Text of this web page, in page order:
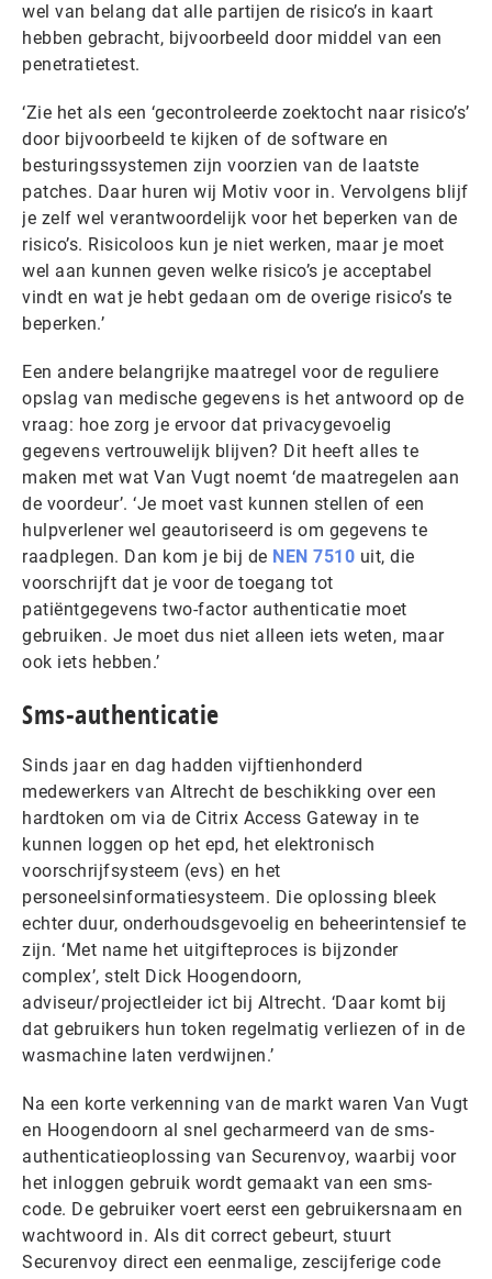
wel van belang dat alle partijen de risico’s in kaart
hebben gebracht, bijvoorbeeld door middel van een
penetratietest.
‘Zie het als een ‘gecontroleerde zoektocht naar risico’s’
door bijvoorbeeld te kijken of de software en
besturingssystemen zijn voorzien van de laatste
patches. Daar huren wij Motiv voor in. Vervolgens blijf
je zelf wel verantwoordelijk voor het beperken van de
risico’s. Risicoloos kun je niet werken, maar je moet
wel aan kunnen geven welke risico’s je acceptabel
vindt en wat je hebt gedaan om de overige risico’s te
beperken.’
Een andere belangrijke maatregel voor de reguliere
opslag van medische gegevens is het antwoord op de
vraag: hoe zorg je ervoor dat privacygevoelig
gegevens vertrouwelijk blijven? Dit heeft alles te
maken met wat Van Vugt noemt ‘de maatregelen aan
de voordeur’. ‘Je moet vast kunnen stellen of een
hulpverlener wel geautoriseerd is om gegevens te
raadplegen. Dan kom je bij de NEN 7510 uit, die
voorschrijft dat je voor de toegang tot
patiëntgegevens two-factor authenticatie moet
gebruiken. Je moet dus niet alleen iets weten, maar
ook iets hebben.’
Sms-authenticatie
Sinds jaar en dag hadden vijftienhonderd
medewerkers van Altrecht de beschikking over een
hardtoken om via de Citrix Access Gateway in te
kunnen loggen op het epd, het elektronisch
voorschrijfsysteem (evs) en het
personeelsinformatiesysteem. Die oplossing bleek
echter duur, onderhoudsgevoelig en beheerintensief te
zijn. ‘Met name het uitgifteproces is bijzonder
complex’, stelt Dick Hoogendoorn,
adviseur/projectleider ict bij Altrecht. ‘Daar komt bij
dat gebruikers hun token regelmatig verliezen of in de
wasmachine laten verdwijnen.’
Na een korte verkenning van de markt waren Van Vugt
en Hoogendoorn al snel gecharmeerd van de sms-
authenticatieoplossing van Securenvoy, waarbij voor
het inloggen gebruik wordt gemaakt van een sms-
code. De gebruiker voert eerst een gebruikersnaam en
wachtwoord in. Als dit correct gebeurt, stuurt
Securenvoy direct een eenmalige, zescijferige code